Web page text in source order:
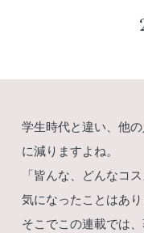
学生時代と違い、他
に減りますよね。
「皆んな、どんなコ
気になったことはあ
そこでこの連載では